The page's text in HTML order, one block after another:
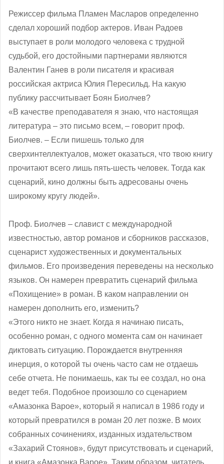
Режиссер фильма Пламен Масларов определенно
сделал хороший подбор актеров. Иван Радоев
выступает в роли молодого человека с трудной
судьбой, его достойными партнерами являются
Валентин Ганев в роли писателя и красивая
российская актриса Юлия Пересильд. На какую
публику рассчитывает Боян Биолчев?
«В качестве преподавателя я знаю, что настоящая
литература – это письмо всем, – говорит проф.
Биолчев. – Если пишешь только для
сверхинтеллектуалов, может оказаться, что твою книгу
прочитают всего лишь пять-шесть человек. Тогда как
сценарий, кино должны быть адресованы очень
широкому кругу людей».
Проф. Биолчев – славист с международной
известностью, автор романов и сборников рассказов,
сценарист художественных и документальных
фильмов. Его произведения переведены на несколько
языков. Он намерен превратить сценарий фильма
«Похищение» в роман. В каком направлении он
намерен дополнить его, изменить?
«Этого никто не знает. Когда я начинаю писать,
особенно роман, с одного момента сам он начинает
диктовать ситуацию. Порождается внутренняя
инерция, о которой ты очень часто сам не отдаешь
себе отчета. Не понимаешь, как ты ее создал, но она
ведет тебя. Подобное произошло со сценарием
«Амазонка Варое», который я написал в 1986 году и
который превратился в роман 20 лет позже. В моих
собранных сочинениях, изданных издательством
«Захарий Стоянов», будут присутствовать и сценарий,
и книга «Амазонка Варое». Таким образом, читатель